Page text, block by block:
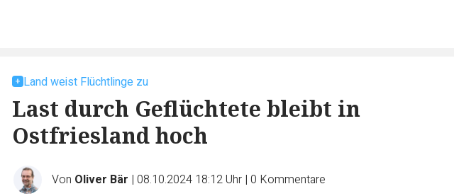
Land weist Flüchtlinge zu
Last durch Geflüchtete bleibt in
Ostfriesland hoch
Von Oliver Bär | 08.10.2024 18:12 Uhr | 0 Kommentare